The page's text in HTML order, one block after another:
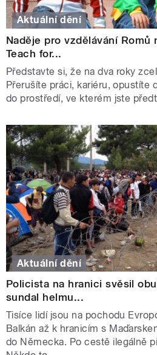
Aktuální dění
Naděje pro vzdělávání Romů
Teach for...
Představte si, že na dva roky
Přerušíte práci, kariéru, opustíte
do prostředí, ve kterém jste
Aktuální dění
Policista na hranici svěsil
sundal helmu...
Tisíce lidí jsou na pochodu
Balkán až k hranicím s
do Německa. Po cestě ilegálně